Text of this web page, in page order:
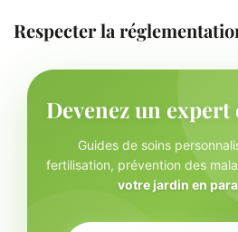
Respecter la
Devenez un
Guides de soins
fertilisation, prévention des
votre jardin en